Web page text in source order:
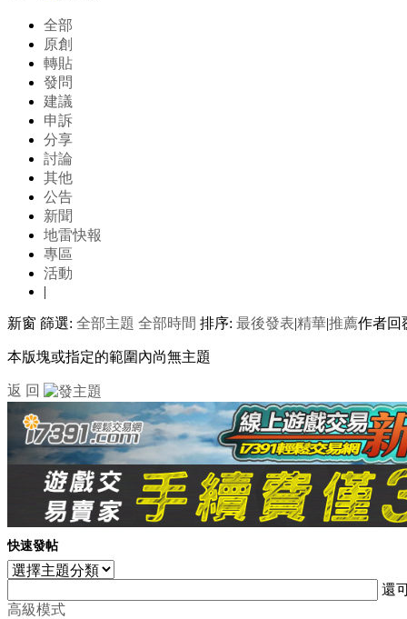
全部
原創
轉貼
發問
建議
申訴
分享
討論
其他
公告
新聞
地雷快報
專區
活動
|
新窗 篩選: 全部主題 全部時間 排序: 最後發表|精華|推薦作者回
本版塊或指定的範圍內尚無主題
返 回
快速發帖
還
高級模式